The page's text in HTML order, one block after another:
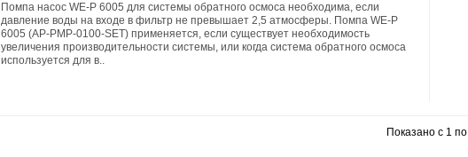
Помпа насос WE-P 6005 для системы обратного осмоса необходима, если
давление воды на входе в фильтр не превышает 2,5 атмосферы. Помпа WE-P
6005 (AP-PMP-0100-SET) применяется, если существует необходимость
увеличения производительности системы, или когда система обратного осмоса
используется для в..
Показано с 1